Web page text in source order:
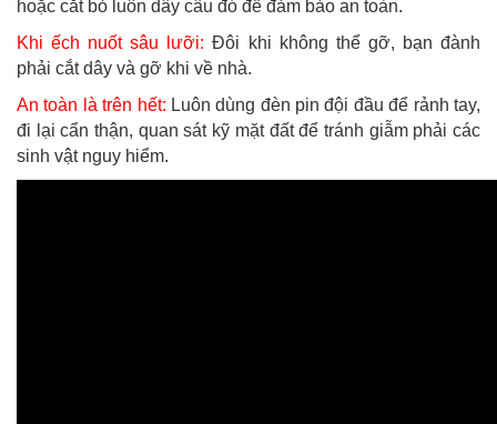
hoặc cắt bỏ luôn dây câu đó để đảm bảo an toàn.
Khi ếch nuốt sâu lưỡi: Đôi khi không thể gỡ, bạn đành
phải cắt dây và gỡ khi về nhà.
An toàn là trên hết: Luôn dùng đèn pin đội đầu để rảnh tay,
đi lại cẩn thận, quan sát kỹ mặt đất để tránh giẫm phải các
sinh vật nguy hiểm.